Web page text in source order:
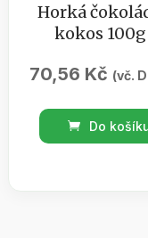
Horká
kokos 100g
70,56 Kč (vč.
Horká
čokoláda
Do